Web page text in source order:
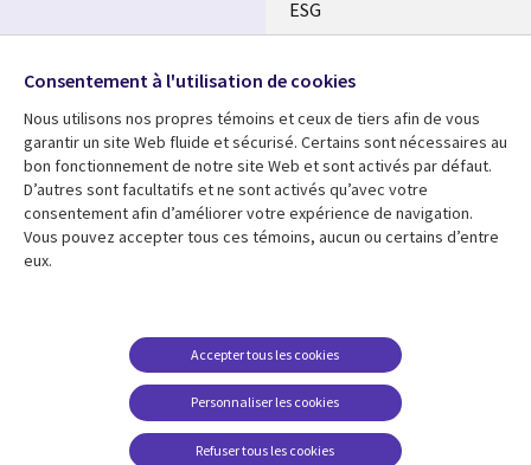
ESG
Fusions
Salle de presse
Ressources
Articles
Études de cas
Baladodiffusions
Support
Restrictions et
conditions juridiques
Carrières FAQ
Centre de gestion des
Suivez-nous
Social
Media
Global
FR
Consentement à l'utilisation de cookies
Nous utilisons nos propres témoins et ceux de tiers afin de vous
garantir un site Web fluide et sécurisé. Certains sont nécessaires au
bon fonctionnement de notre site Web et sont activés par défaut.
D’autres sont facultatifs et ne sont activés qu’avec votre
consentement afin d’améliorer votre expérience de navigation.
Vous pouvez accepter tous ces témoins, aucun ou certains d’entre
eux.
Personnaliser les cookies
Accepter tous les cookies
Refuser tous les cookies